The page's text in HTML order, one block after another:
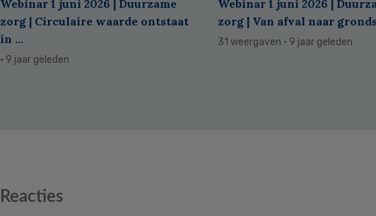
Webinar 1 juni 2026 | Duurzame
zorg | Circulaire waarde ontstaat
in ...
· 9 jaar geleden
Webinar 1 juni 2026 |
zorg | Van afval naar
31 weergaven · 9 jaar geleden
Reacties